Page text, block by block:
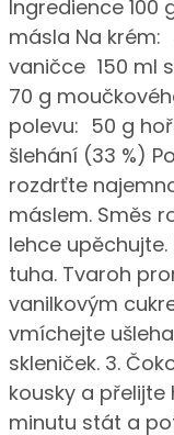
Ingredience 100
másla Na
vaničce 150 ml
70 g
polevu: 50 g
šlehání (33 %)
rozdrťte
máslem. Směs
lehce
tuha. Tvaroh
vanilkovým
vmíchejte
skleniček. 3.
kousky a
minutu stát a